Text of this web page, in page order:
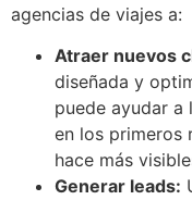
agencias de viajes a:
Atraer nuevos
diseñada y
puede ayudar a
en los primeros
hace más
Generar leads: